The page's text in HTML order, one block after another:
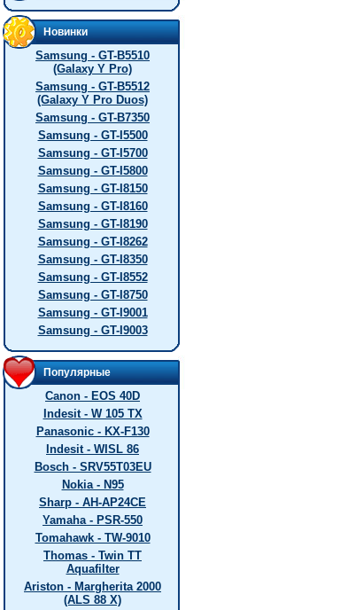
Новинки
Samsung - GT-B5510
(Galaxy Y Pro)
Samsung - GT-B5512
(Galaxy Y Pro Duos)
Samsung - GT-B7350
Samsung - GT-I5500
Samsung - GT-I5700
Samsung - GT-I5800
Samsung - GT-I8150
Samsung - GT-I8160
Samsung - GT-I8190
Samsung - GT-I8262
Samsung - GT-I8350
Samsung - GT-I8552
Samsung - GT-I8750
Samsung - GT-I9001
Samsung - GT-I9003
Популярные
Canon - EOS 40D
Indesit - W 105 TX
Panasonic - KX-F130
Indesit - WISL 86
Bosch - SRV55T03EU
Nokia - N95
Sharp - AH-AP24CE
Yamaha - PSR-550
Tomahawk - TW-9010
Thomas - Twin TT
Aquafilter
Ariston - Margherita 2000
(ALS 88 X)